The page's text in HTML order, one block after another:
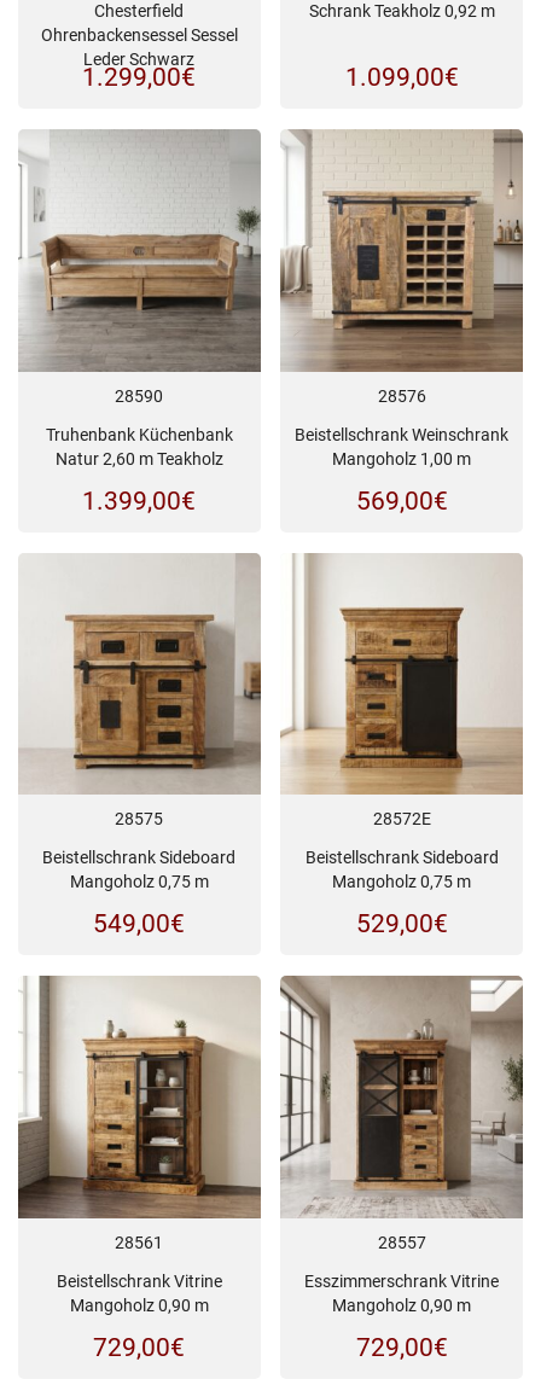
Chesterfield
Ohrenbackensessel Sessel
Leder Schwarz
1.299,00€
Schrank Teakholz 0,92 m
1.099,00€
28590
Truhenbank Küchenbank
Natur 2,60 m Teakholz
1.399,00€
28576
Beistellschrank Weinschrank
Mangoholz 1,00 m
569,00€
28575
Beistellschrank Sideboard
Mangoholz 0,75 m
549,00€
28572E
Beistellschrank Sideboard
Mangoholz 0,75 m
529,00€
28561
Beistellschrank Vitrine
Mangoholz 0,90 m
729,00€
28557
Esszimmerschrank Vitrine
Mangoholz 0,90 m
729,00€